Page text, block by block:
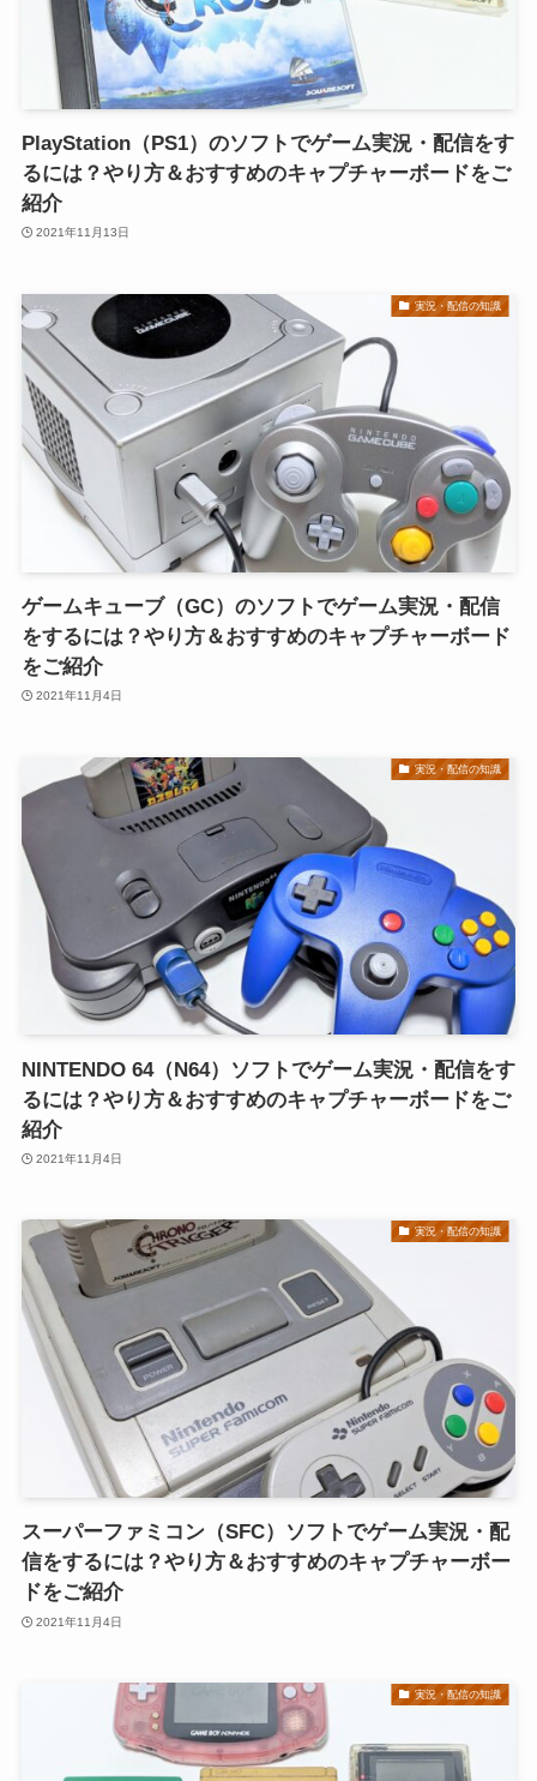
PlayStation（PS1）のソフトでゲーム実況・配信をす
るには？やり方＆おすすめのキャプチャーボードをご
紹介
2021年11月13日
実況・配信の知識
ゲームキューブ（GC）のソフトでゲーム実況・配信
をするには？やり方＆おすすめのキャプチャーボード
をご紹介
2021年11月4日
実況・配信の知識
NINTENDO 64（N64）ソフトでゲーム実況・配信をす
るには？やり方＆おすすめのキャプチャーボードをご
紹介
2021年11月4日
実況・配信の知識
スーパーファミコン（SFC）ソフトでゲーム実況・配
信をするには？やり方＆おすすめのキャプチャーボー
ドをご紹介
2021年11月4日
実況・配信の知識